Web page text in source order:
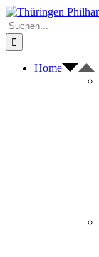
Zum
Inhalt
springen
Suche
nach:
Home